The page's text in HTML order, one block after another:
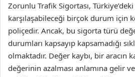
Zorunlu Trafik Sigortası,
karşılaşabileceği birçok durum için
poliçedir. Ancak, bu sigorta türü
durumları kapsayıp kapsamadığı
olmaktadır. Değer kaybı, bir aracın
değerinin azalması anlamına gelir